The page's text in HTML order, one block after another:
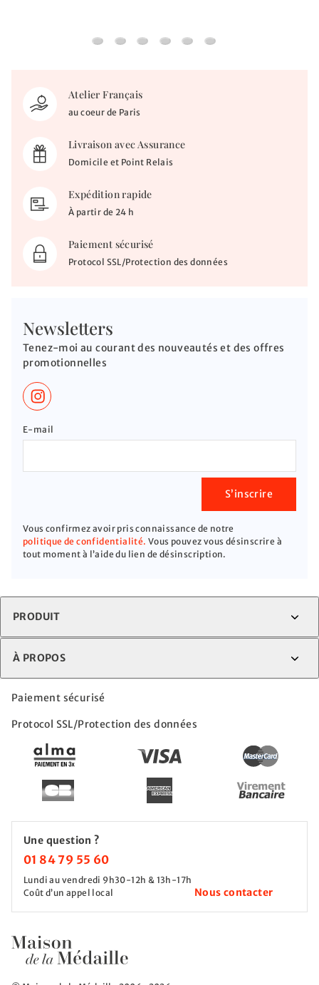
Médaille Vierge à l'enfant - Amour Maternel
Médaille Vierge à l'enfant de Botticelli -
Médaille Médaille Notre Dame de
Médaille Colombe perlée - Or
Médaille Saint Jean-
Médaille Saint Joseph
Atelier Français
au coeur de Paris
Livraison avec Assurance
Domicile et Point Relais
Expédition rapide
À partir de 24 h
Paiement sécurisé
Protocol SSL/Protection des données
Newsletters
Tenez-moi au courant des nouveautés et des offres
promotionnelles
E-mail
S’inscrire
Vous confirmez avoir pris connaissance de notre
politique de confidentialité. Vous pouvez vous désinscrire à
tout moment à l’aide du lien de désinscription.
PRODUIT
À PROPOS
Paiement sécurisé
Protocol SSL/Protection des données
Une question ?
01 84 79 55 60
Lundi au vendredi 9h30-12h & 13h-17h
Coût d’un appel local
Nous contacter